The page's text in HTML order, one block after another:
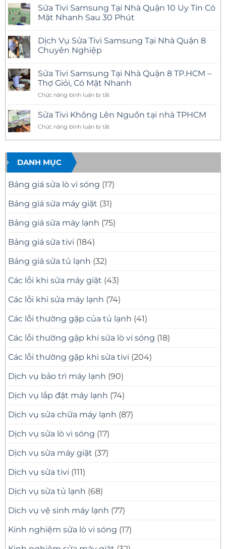
bình
luận
ở
Samsung
Tại
Nhà
Uy
Tín
Có
Mặt
Sửa
Đúng
Bệnh
Sửa Tivi Samsung Tại Nhà Quận 10 Uy Tín Có
Mặt Nhanh Sau 30 Phút
bình
luận
ở
Samsung
Tại
Nhà
Quận
10
Tín
Có
Mặt
Sau
Phút
Dịch Vụ Sửa Tivi Samsung Tại Nhà Quận 8
Chuyên Nghiệp
bình
luận
ở
Dịch
Vụ
Tivi
Samsung
Tại
Quận
Chuyên
Nghiệp
Sửa Tivi Samsung Tại Nhà Quận 8 TP.HCM –
Thợ Giỏi, Có Mặt Nhanh
Chức năng bình luận bị tắtở
Tivi
Samsung
Tại
8
–
Thợ
Giỏi,
Mặt
Sửa Tivi Không Lên Nguồn tại nhà TPHCM
Chức năng bình luận bị tắtở
Không
nhà
DANH MỤC
Bảng giá sửa lò vi sóng (17)
Bảng giá sửa máy giặt (31)
Bảng giá sửa máy lạnh (75)
Bảng giá sửa tivi (184)
Bảng giá sửa tủ lạnh (32)
Các lỗi khi sửa máy giặt (43)
Các lỗi khi sửa máy lạnh (74)
Các lỗi thường gặp của tủ lạnh (41)
Các lỗi thường gặp khi sửa lò vi sóng (18)
Các lỗi thường gặp khi sửa tivi (204)
Dịch vụ bảo trì máy lạnh (90)
Dịch vụ lắp đặt máy lạnh (74)
Dịch vụ sửa chữa máy lạnh (87)
Dịch vụ sửa lò vi sóng (17)
Dịch vụ sửa máy giặt (37)
Dịch vụ sửa tivi (111)
Dịch vụ sửa tủ lạnh (68)
Dịch vụ vệ sinh máy lạnh (77)
Kinh nghiệm sửa lò vi sóng (17)